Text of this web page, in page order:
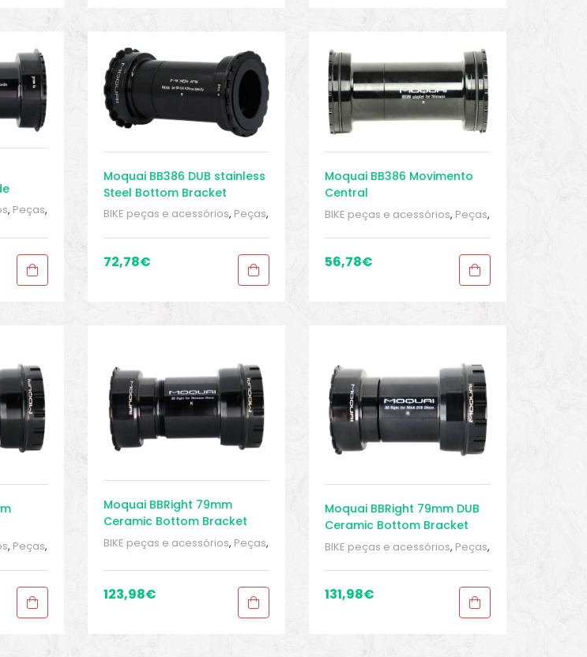
, Peças,
Moquai BB386 DUB stainless
Steel Bottom Bracket
BIKE peças e acessórios, Peças,
Inferior
72,78€
Moquai BB386 Movimento
Central
BIKE peças e acessórios, Peças,
Inferior
56,78€
, Peças,
Moquai BBRight 79mm
Ceramic Bottom Bracket
BIKE peças e acessórios, Peças,
Pressfit,Sport Gears,Suporte
Inferior
123,98€
Moquai BBRight 79mm DUB
Ceramic Bottom Bracket
BIKE peças e acessórios, Peças,
Inferior
131,98€